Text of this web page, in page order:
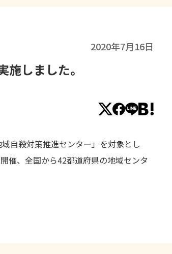
2020年7月16日
しました。
自殺対策推進センター」を対象とし
催、全国から42都道府県の地域センタ